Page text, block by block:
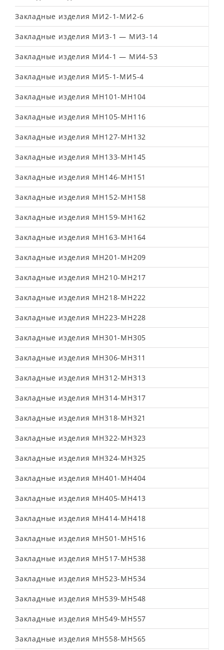
Закладные изделия МИ2-1-МИ2-6
Закладные изделия МИ3-1 — МИ3-14
Закладные изделия МИ4-1 — МИ4-53
Закладные изделия МИ5-1-МИ5-4
Закладные изделия МН101-МН104
Закладные изделия МН105-МН116
Закладные изделия МН127-МН132
Закладные изделия МН133-МН145
Закладные изделия МН146-МН151
Закладные изделия МН152-МН158
Закладные изделия МН159-МН162
Закладные изделия МН163-МН164
Закладные изделия МН201-МН209
Закладные изделия МН210-МН217
Закладные изделия МН218-МН222
Закладные изделия МН223-МН228
Закладные изделия МН301-МН305
Закладные изделия МН306-МН311
Закладные изделия МН312-МН313
Закладные изделия МН314-МН317
Закладные изделия МН318-МН321
Закладные изделия МН322-МН323
Закладные изделия МН324-МН325
Закладные изделия МН401-МН404
Закладные изделия МН405-МН413
Закладные изделия МН414-МН418
Закладные изделия МН501-МН516
Закладные изделия МН517-МН538
Закладные изделия МН523-МН534
Закладные изделия МН539-МН548
Закладные изделия МН549-МН557
Закладные изделия МН558-МН565